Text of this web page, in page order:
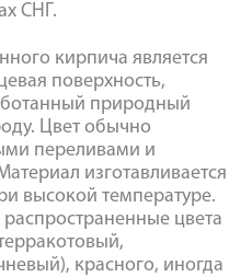
СНГ.
кирпича является
поверхность,
природный
Цвет обычно
переливами и
изготавливается
высокой температуре.
цвета
красного, иногда